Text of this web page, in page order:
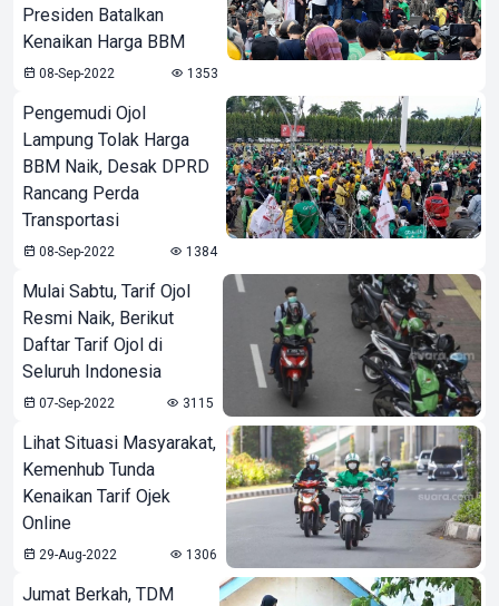
Presiden Batalkan
Kenaikan Harga BBM
08-Sep-2022 1353
Pengemudi Ojol
Lampung Tolak Harga
BBM Naik, Desak DPRD
Rancang Perda
Transportasi
08-Sep-2022 1384
Mulai Sabtu, Tarif Ojol
Resmi Naik, Berikut
Daftar Tarif Ojol di
Seluruh Indonesia
07-Sep-2022 3115
Lihat Situasi Masyarakat,
Kemenhub Tunda
Kenaikan Tarif Ojek
Online
29-Aug-2022 1306
Jumat Berkah, TDM